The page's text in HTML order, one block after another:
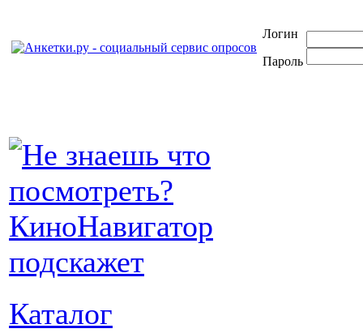
Логин
Пароль
Каталог